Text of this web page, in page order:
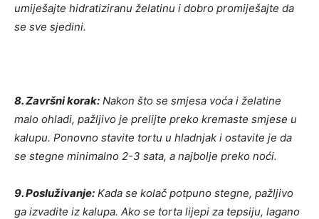
umiješajte hidratiziranu želatinu i dobro promiješajte da
se sve sjedini.
8. Završni korak: Nakon što se smjesa voća i želatine
malo ohladi, pažljivo je prelijte preko kremaste smjese u
kalupu. Ponovno stavite tortu u hladnjak i ostavite je da
se stegne minimalno 2-3 sata, a najbolje preko noći.
9. Posluživanje: Kada se kolač potpuno stegne, pažljivo
ga izvadite iz kalupa. Ako se torta lijepi za tepsiju, lagano